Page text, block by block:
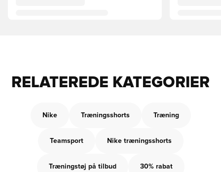
RELATEREDE KATEGORIER
Nike Træningsshorts Træning
Teamsport Nike træningsshorts
Træningstøj på tilbud 30% rabat